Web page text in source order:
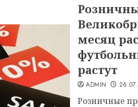
месяц
растут
ADMIN
Розничные